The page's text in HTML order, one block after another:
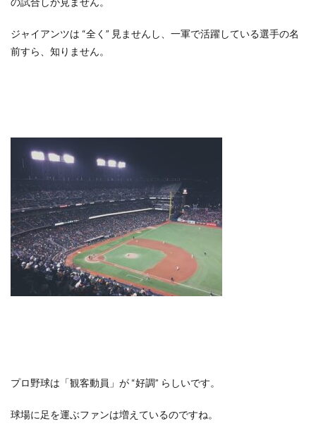
ジャイアンツは “全く” 見ませんし、一軍で活躍している選手の名
前すら、知りません。
プロ野球は「観客動員」が “好調” らしいです。
球場に足を運ぶファンは増えているのですね。